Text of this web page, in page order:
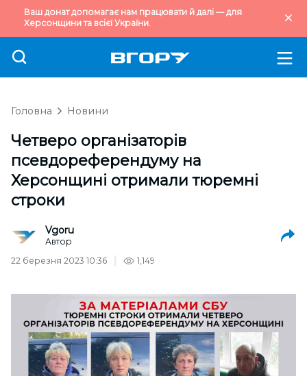
Ваш донат допомагає нам працювати й далі — для
Херсонщини та всієї України.
Головна Новини
Четверо організаторів
псевдореферендуму на
Херсонщині отримали тюремні
строки
Vgoru
Автор
22 березня 2023 10:36
1,149